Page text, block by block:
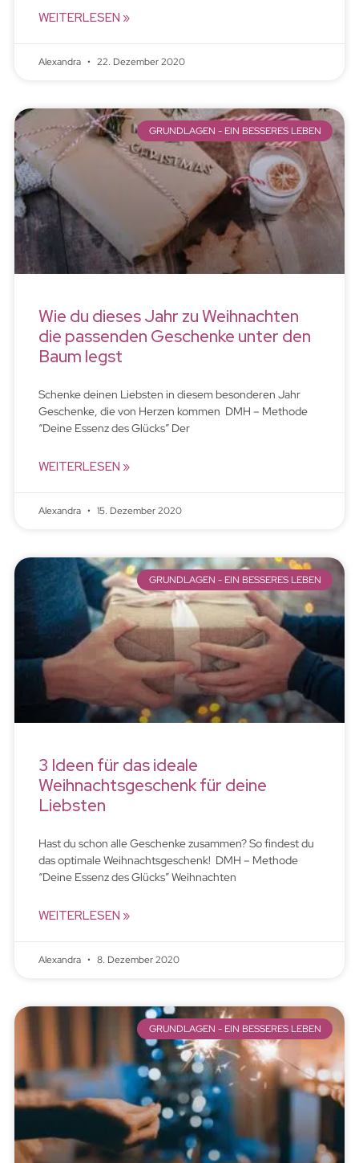
WEITERLESEN »
Alexandra 22. Dezember 2020
GRUNDLAGEN - EIN BESSERES LEBEN
Wie du dieses Jahr zu Weihnachten
die passenden Geschenke unter den
Baum legst
Schenke deinen Liebsten in diesem besonderen Jahr
Geschenke, die von Herzen kommen DMH – Methode
“Deine Essenz des Glücks” Der
WEITERLESEN »
Alexandra 15. Dezember 2020
GRUNDLAGEN - EIN BESSERES LEBEN
3 Ideen für das ideale
Weihnachtsgeschenk für deine
Liebsten
Hast du schon alle Geschenke zusammen? So findest du
das optimale Weihnachtsgeschenk! DMH – Methode
“Deine Essenz des Glücks” Weihnachten
WEITERLESEN »
Alexandra 8. Dezember 2020
GRUNDLAGEN - EIN BESSERES LEBEN